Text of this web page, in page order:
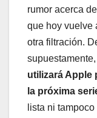
rumor acerca
que hoy vuelve
otra filtración.
supuestamente,
utilizará Apple
la próxima
lista ni